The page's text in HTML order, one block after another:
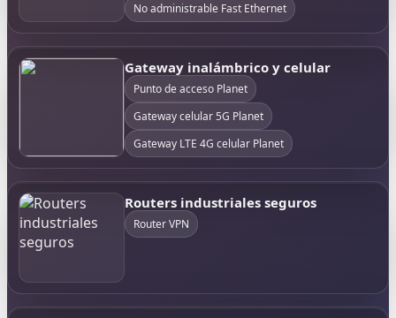
No administrable Fast Ethernet
Gateway inalámbrico y celular
Punto de acceso Planet
Gateway celular 5G Planet
Gateway LTE 4G celular Planet
Routers industriales seguros
Router VPN